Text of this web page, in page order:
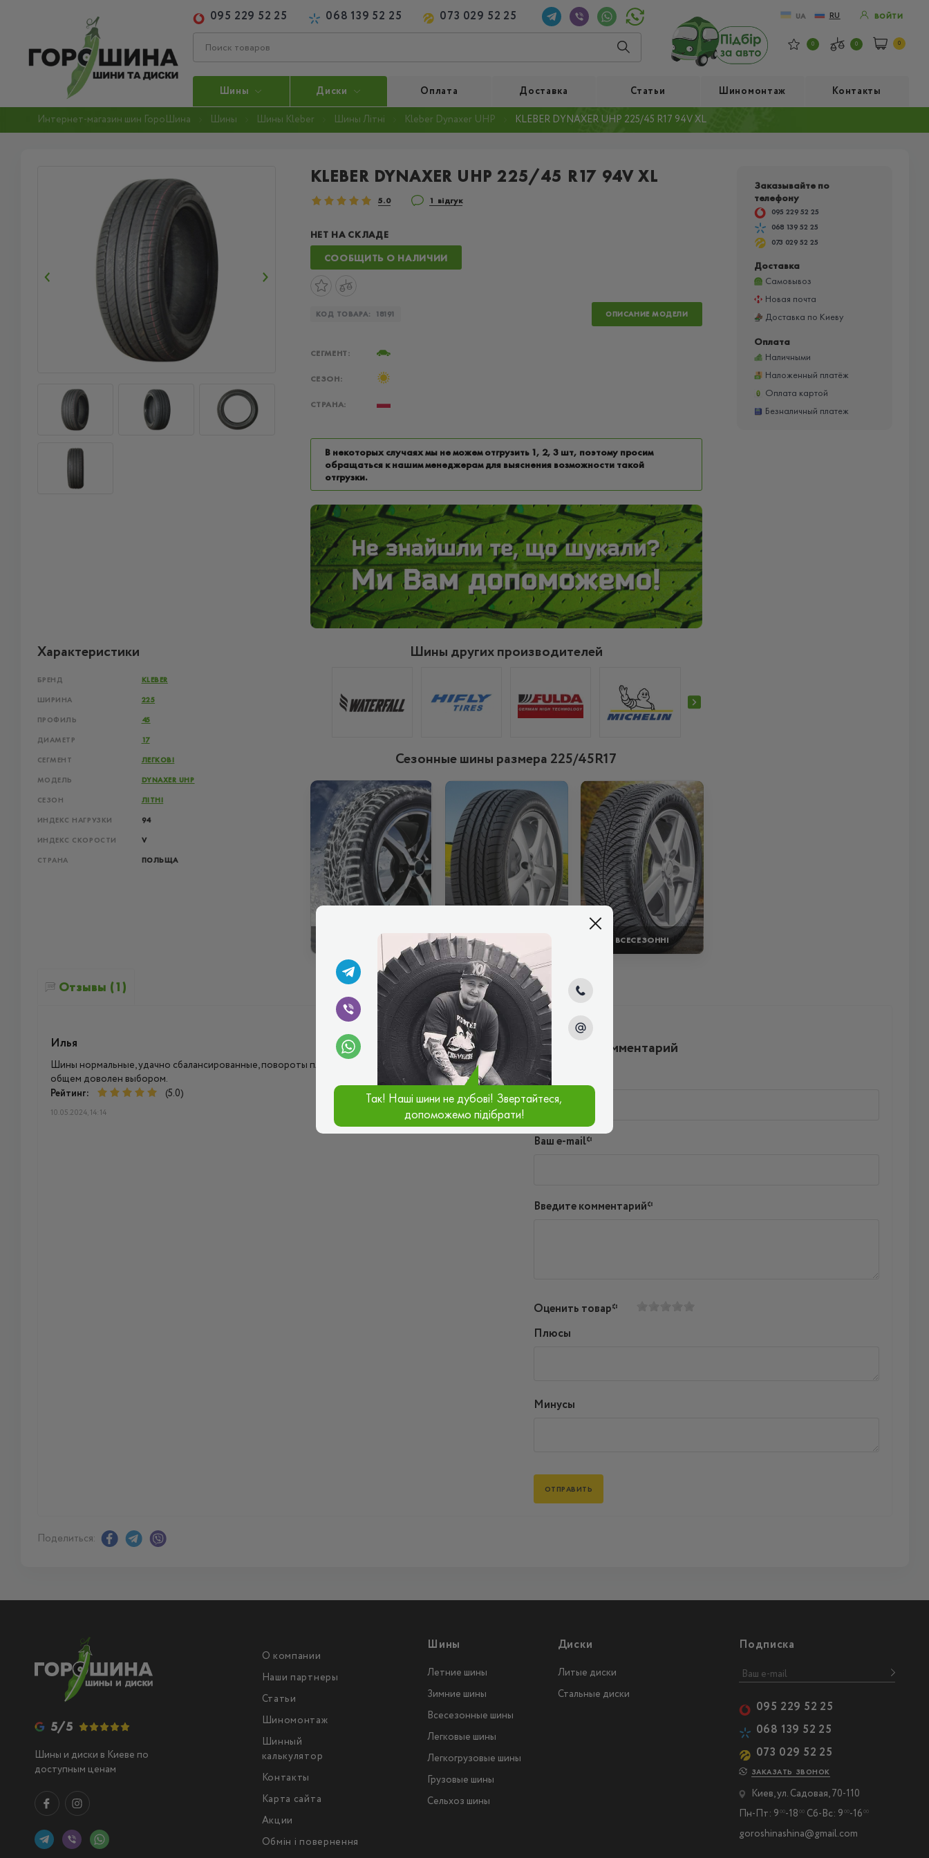
095 229 52 25 068 139 52 25 073 029 52 25 UA RU ВОЙТИ
0 0 0
Шины Диски Оплата Доставка Статьи Шиномонтаж Контакты
Интернет-магазин шин ГороШина Шины Шины Kleber Шины Літні Kleber Dynaxer UHP KLEBER DYNAXER UHP 225/45 R17 94V XL
KLEBER DYNAXER UHP 225/45 R17 94V XL
5.0 1 відгук
НЕТ НА СКЛАДЕ
СООБЩИТЬ О НАЛИЧИИ
КОД ТОВАРА: 18191 ОПИСАНИЕ МОДЕЛИ
СЕГМЕНТ:
СЕЗОН:
СТРАНА:
В некоторых случаях мы не можем отгрузить 1, 2, 3 шт, поэтому просим
обращаться к нашим менеджерам для выяснения возможности такой
отгрузки.
Заказывайте по
телефону
095 229 52 25
068 139 52 25
073 029 52 25
Доставка
Самовывоз
Новая почта
Доставка по Киеву
Оплата
Наличными
Наложенный платёж
Оплата картой
Безналичный платеж
Характеристики
БРЕНД KLEBER
ШИРИНА 225
ПРОФИЛЬ 45
ДИАМЕТР 17
СЕГМЕНТ ЛЕГКОВІ
МОДЕЛЬ DYNAXER UHP
СЕЗОН ЛІТНІ
ИНДЕКС НАГРУЗКИ 94
ИНДЕКС СКОРОСТИ V
СТРАНА ПОЛЬЩА
Шины других производителей
Сезонные шины размера 225/45R17
ЗИМОВІ ВСЕСЕЗОННІ
Отзывы (1)
Илья
Шины нормальные, удачно сбалансированные, повороты плавно проходят, хорошо держат дорогу. В
общем доволен выбором.
Рейтинг:
(5.0)
10.05.2024, 14:14
Написать комментарий
Имя*
Ваш e-mail*
Введите комментарий*
Оценить товар*
Плюсы
Минусы
Поделиться:
5/5
Шины и диски в Киеве по
доступным ценам
О компании
Наши партнеры
Статьи
Шиномонтаж
Шинный
калькулятор
Контакты
Карта сайта
Акции
Обмін і повернення
Шины
Летние шины
Зимние шины
Всесезонные шины
Легковые шины
Легкогрузовые шины
Грузовые шины
Сельхоз шины
Диски
Литые диски
Стальные диски
Подписка
095 229 52 25
068 139 52 25
073 029 52 25
ЗАКАЗАТЬ ЗВОНОК
Киев, ул. Садовая, 70-110
Пн-Пт: 9 00-18 00Сб-Вс: 9 00-16 00
goroshinashina@gmail.com
Так! Наші шини не дубові! Звертайтеся,
допоможемо підібрати!